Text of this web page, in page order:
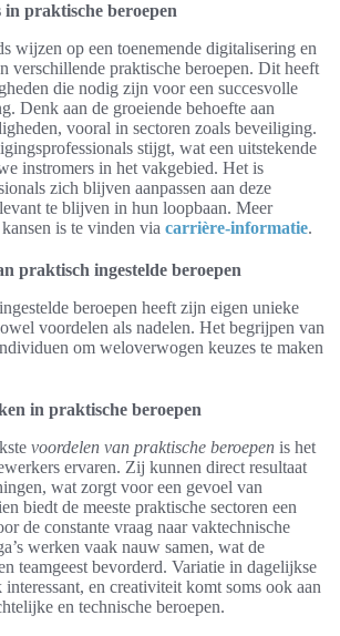
in praktische beroepen
wijzen op een toenemende digitalisering en
verschillende praktische beroepen. Dit heeft
die nodig zijn voor een succesvolle
Denk aan de groeiende behoefte aan
vooral in sectoren zoals beveiliging.
stijgt, wat een uitstekende
instromers in het vakgebied. Het is
zich blijven aanpassen aan deze
te blijven in hun loopbaan. Meer
is te vinden via carrière-informatie.
praktisch ingestelde beroepen
beroepen heeft zijn eigen unieke
voordelen als nadelen. Het begrijpen van
om weloverwogen keuzes te maken
in praktische beroepen
voordelen van praktische beroepen is het
ervaren. Zij kunnen direct resultaat
wat zorgt voor een gevoel van
biedt de meeste praktische sectoren een
de constante vraag naar vaktechnische
werken vaak nauw samen, wat de
teamgeest bevorderd. Variatie in dagelijkse
en creativiteit komt soms ook aan
en technische beroepen.